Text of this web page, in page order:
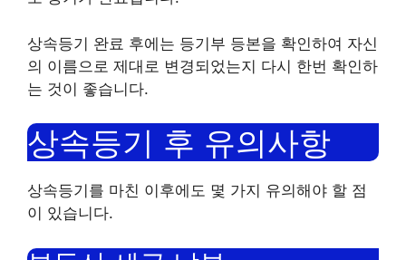
상속등기 완료 후에는 등기부 등본을 확인하여 자신
의 이름으로 제대로 변경되었는지 다시 한번 확인하
는 것이 좋습니다.
상속등기 후 유의사항
상속등기를 마친 이후에도 몇 가지 유의해야 할 점
이 있습니다.